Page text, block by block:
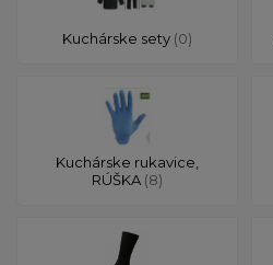
Kuchárske sety (0)
Kuchárske rukavice,
RÚŠKA (8)